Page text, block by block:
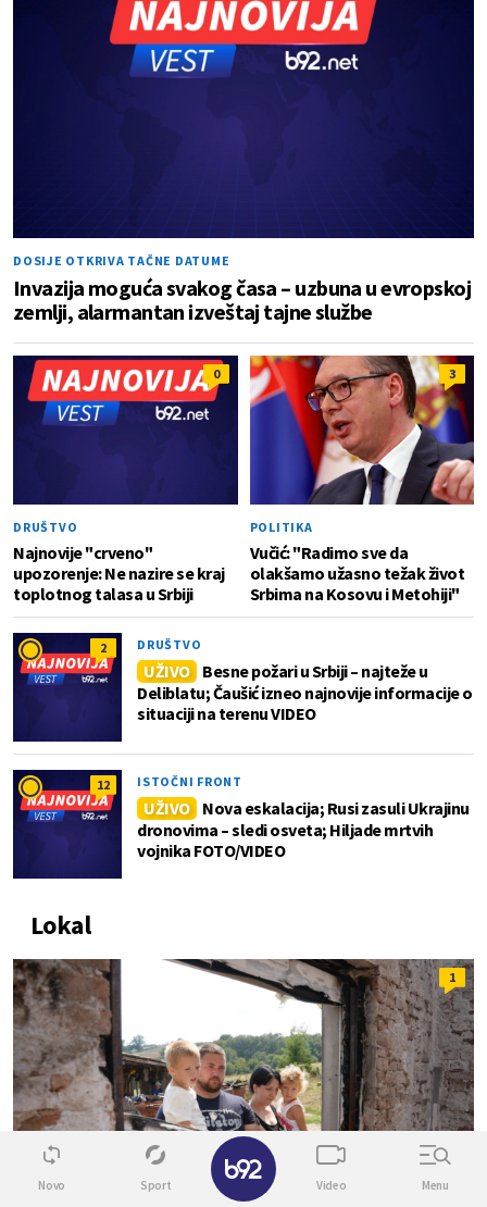
DOSIJE OTKRIVA TAČNE DATUME
Invazija moguća svakog časa – uzbuna u evropskoj
zemlji, alarmantan izveštaj tajne službe
0
DRUŠTVO
Najnovije "crveno"
upozorenje: Ne nazire se kraj
toplotnog talasa u Srbiji
3
POLITIKA
Vučić: "Radimo sve da
olakšamo užasno težak život
Srbima na Kosovu i Metohiji"
2 DRUŠTVO
UŽIVO
Besne požari u Srbiji – najteže u
Deliblatu; Čaušić izneo najnovije informacije o
situaciji na terenu VIDEO
12 ISTOČNI FRONT
UŽIVO
Nova eskalacija; Rusi zasuli Ukrajinu
dronovima – sledi osveta; Hiljade mrtvih
vojnika FOTO/VIDEO
Lokal
1
Novo Sport Video Menu
✕